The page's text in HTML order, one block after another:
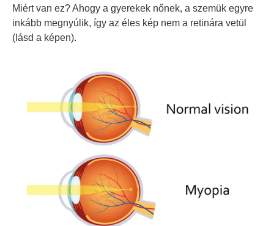
Miért van ez? Ahogy a gyerekek nőnek, a szemük egyre
inkább megnyúlik, így az éles kép nem a retinára vetül
(lásd a képen).